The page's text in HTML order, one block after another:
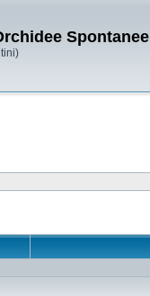
Spontanee